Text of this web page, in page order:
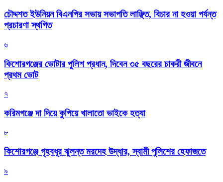
চৌদ্দশত ইউনিয়ন বিএনপির সভায় সভাপতি লাঞ্ছিত, বিচার না হওয়া পর্যন্ত
প্রচারণা স্থগিত
৬
কিশোরগঞ্জের ভোটার পুলিশ প্রধান, দিবেন ৩৫ বছরের চাকরী জীবনে
প্রথম ভোট
৭
করিমগঞ্জে দা দিয়ে কুপিয়ে খালাতো ভাইকে হত্যা
৮
কিশোরগঞ্জে গৃহবধূর ঝুলন্ত মরদেহ উদ্ধার, স্বামী পুলিশের হেফাজতে
৯